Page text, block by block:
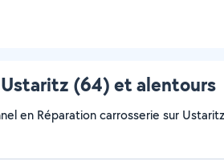
Ustaritz (64) et alentours
en Réparation carrosserie sur